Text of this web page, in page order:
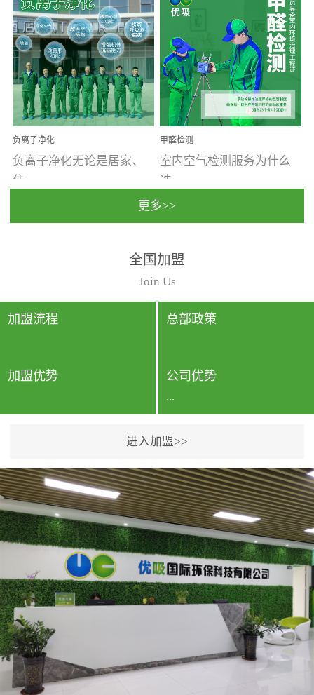
受温度、湿度、基质养
分、通风四个条件影响，
温暖潮湿、营养物质多、
通风缓慢的空间最易滋生
大量霉菌的...
装修完会有甲醛，其实汽
车的甲醛超标问题更为严
重。汽车的空间范围小，
配件、皮具、装饰多，这
些都是汽...
负离子净化
负离子净化无论是居家、
住...
动，人类长时间停留的室
内空间都有整体消毒的需
要。因为空间内人流携带
的、空气...
甲醛检测
室内空气检测服务为什么
选...
行国家规定的标准检测方
法，空气采样量准确，检
测结果可靠，远胜于其他
检测...
更多>>
全国加盟
Join Us
加盟流程 总部政策
加盟优势 公司优势
...
专利保护优势、双甲资质
企业（“室内环境净化治理
甲级施工资质”“室内环境
污染治理资质等级证
书”）、拥有多名高级《环
境工程高级工程师》室内
空气治理资格认证的治理
人员、掌握室内空气净化
治理实用技术和五项专利
技术、八项计算机软件著
作权登记证书等。研发实
进入加盟>>